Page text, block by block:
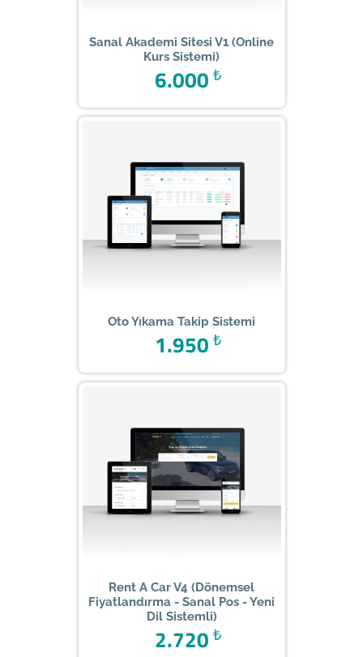
Sanal Akademi Sitesi V1 (Online
Kurs Sistemi)
₺
6.000
Oto Yıkama Takip Sistemi
₺
1.950
Rent A Car V4 (Dönemsel
Fiyatlandırma - Sanal Pos - Yeni
Dil Sistemli)
₺
2.720